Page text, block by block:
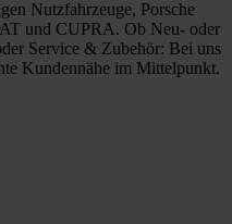
Nutzfahrzeuge, Porsche
und CUPRA. Ob Neu- oder
Service & Zubehör: Bei uns
Kundennähe im Mittelpunkt.